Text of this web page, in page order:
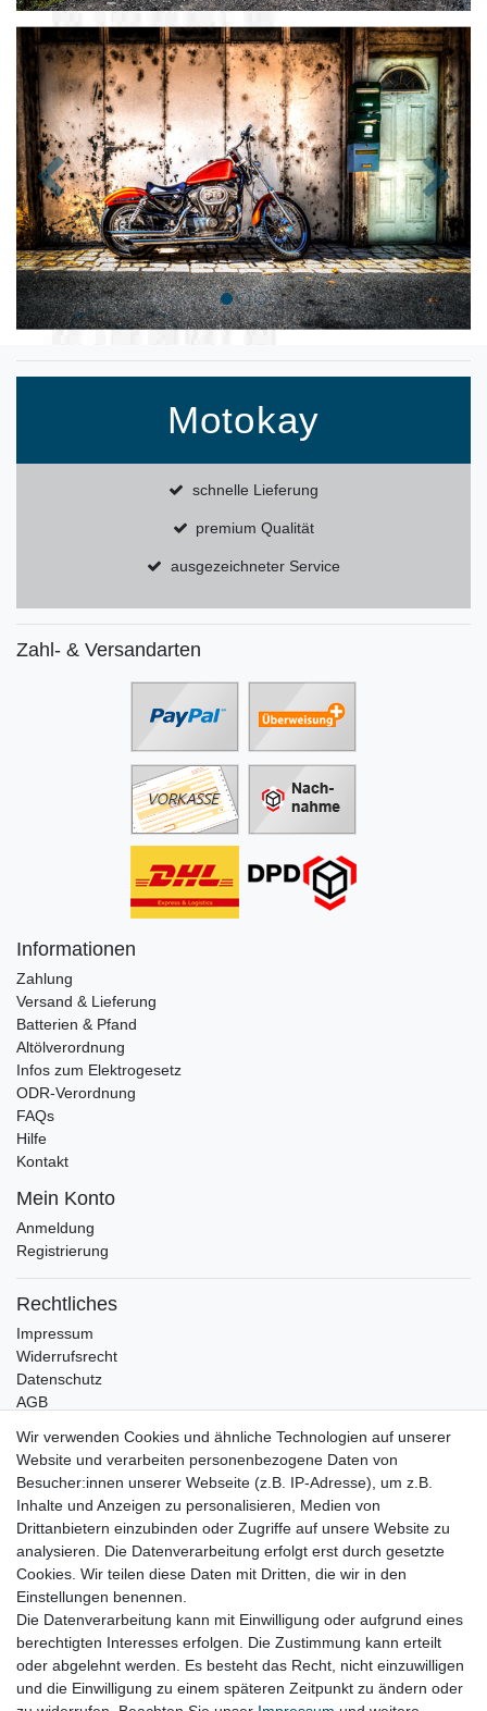
Zurück
Motokay
schnelle Lieferung
premium Qualität
ausgezeichneter Service
Zahl- & Versandarten
Informationen
Zahlung
Versand & Lieferung
Batterien & Pfand
Altölverordnung
Infos zum Elektrogesetz
ODR-Verordnung
FAQs
Hilfe
Kontakt
Mein Konto
Anmeldung
Registrierung
Rechtliches
Impressum
Widerrufsrecht
Datenschutz
AGB
Bleibt Sie auf dem Laufenden ...
E-MAIL **
Newsletter
Honig
Hiermit bestätige ich, dass ich dieDaten­schutz­erklärunggelesen habe. Meine
Einwilligung kann ich jederzeit widerrufen.**
** Hierbei handelt es sich um ein Pflichtfeld.
Wir verwenden Cookies und ähnliche Technologien auf unserer
Website und verarbeiten personenbezogene Daten von
Besucher:innen unserer Webseite (z.B. IP-Adresse), um z.B.
Inhalte und Anzeigen zu personalisieren, Medien von
Drittanbietern einzubinden oder Zugriffe auf unsere Website zu
analysieren. Die Datenverarbeitung erfolgt erst durch gesetzte
Cookies. Wir teilen diese Daten mit Dritten, die wir in den
Einstellungen benennen.
Die Datenverarbeitung kann mit Einwilligung oder aufgrund eines
berechtigten Interesses erfolgen. Die Zustimmung kann erteilt
oder abgelehnt werden. Es besteht das Recht, nicht einzuwilligen
und die Einwilligung zu einem späteren Zeitpunkt zu ändern oder